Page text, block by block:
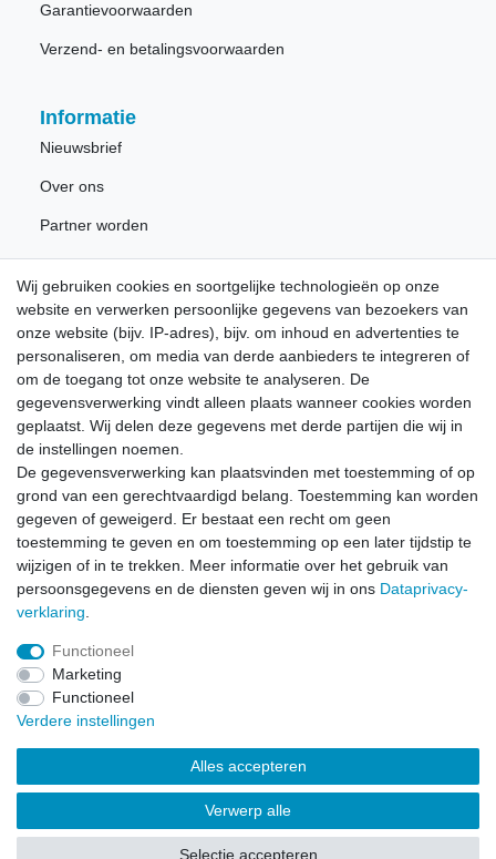
Garantievoorwaarden
Verzend- en betalingsvoorwaarden
Informatie
Nieuwsbrief
Over ons
Partner worden
Nieuwsbrief
Schrijf u in voor de gratis LÖWE nieuwsbrief en mis nooit
meer nieuws of promoties.
Ceres::Template.newsletterHoneypotLabel
Hiermede bevestig ik dat ik deData­privacy­verklaringheb gelezen. Mijn
toestemming kan ik te allen tijde herroepen.**
Abonneren
Herroepings­recht
Data­privacy­verklaring Algemene voorwaarden Contact
Wij gebruiken cookies en soortgelijke technologieën op onze
website en verwerken persoonlijke gegevens van bezoekers van
onze website (bijv. IP-adres), bijv. om inhoud en advertenties te
personaliseren, om media van derde aanbieders te integreren of
om de toegang tot onze website te analyseren. De
gegevensverwerking vindt alleen plaats wanneer cookies worden
geplaatst. Wij delen deze gegevens met derde partijen die wij in
de instellingen noemen.
De gegevensverwerking kan plaatsvinden met toestemming of op
grond van een gerechtvaardigd belang. Toestemming kan worden
gegeven of geweigerd. Er bestaat een recht om geen
toestemming te geven en om toestemming op een later tijdstip te
wijzigen of in te trekken. Meer informatie over het gebruik van
persoonsgegevens en de diensten geven wij in ons Data­privacy­
verklaring
Functioneel
Marketing
Functioneel
Verdere instellingen
Alles accepteren
Verwerp alle
Selectie accepteren